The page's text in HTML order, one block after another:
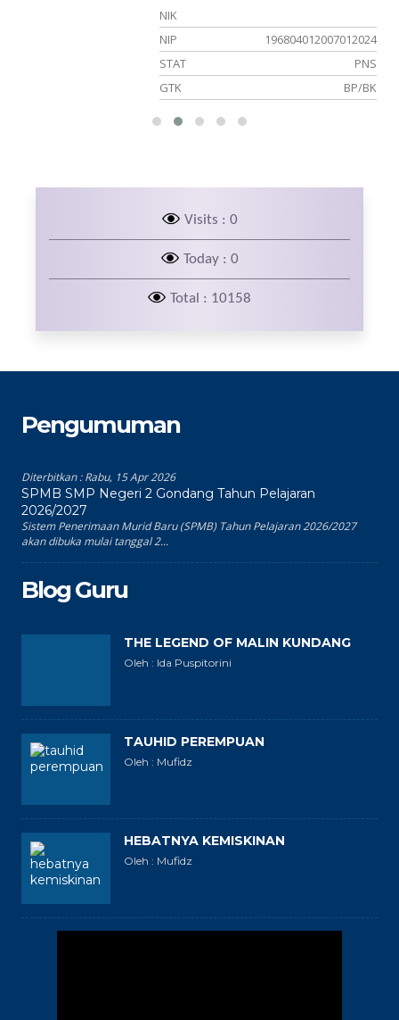
NIK
NIP
196804012007012024
STAT
PNS
GTK
BP/BK
Visits : 0
Today : 0
Total : 10158
Pengumuman
Diterbitkan :Rabu, 15 Apr 2026
SPMB SMP Negeri 2 Gondang Tahun Pelajaran
2026/2027
Sistem Penerimaan Murid Baru (SPMB) Tahun Pelajaran 2026/2027
akan dibuka mulai tanggal 2...
Blog Guru
THE LEGEND OF MALIN KUNDANG
Oleh : Ida Puspitorini
TAUHID PEREMPUAN
Oleh : Mufidz
HEBATNYA KEMISKINAN
Oleh : Mufidz